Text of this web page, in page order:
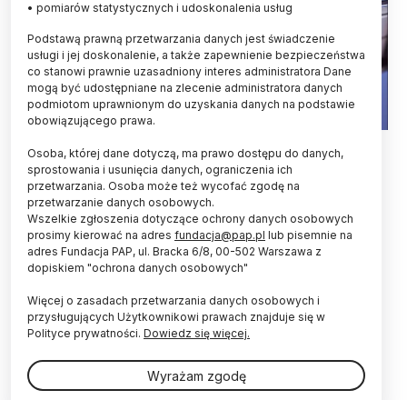
Certyfikowane laboratorium oferujące
innowacyjną, autorską metodę nieodwracalnego
niszczenia danych zapisanych na różnorodnych
nośnikach otwarto we wtorek w inkubatorze
technologicznym działającym w Technoparku
Łódź.
Niszczenie danych jest obowiązkiem prawnym
nakładanym na organizacje upoważnione do ich
przetwarzania, związanym m.in. z przepisami
dotyczącymi ochrony danych osobowych. Jak
• pomiarów statystycznych i udoskonalenia usług
Podstawą prawną przetwarzania danych jest świadczenie
usługi i jej doskonalenie, a także zapewnienie bezpieczeństwa
co stanowi prawnie uzasadniony interes administratora Dane
mogą być udostępniane na zlecenie administratora danych
podmiotom uprawnionym do uzyskania danych na podstawie
obowiązującego prawa.
Osoba, której dane dotyczą, ma prawo dostępu do danych,
sprostowania i usunięcia danych, ograniczenia ich
przetwarzania. Osoba może też wycofać zgodę na
przetwarzanie danych osobowych.
Wszelkie zgłoszenia dotyczące ochrony danych osobowych
prosimy kierować na adres fundacja@pap.pl lub pisemnie na
adres Fundacja PAP, ul. Bracka 6/8, 00-502 Warszawa z
dopiskiem "ochrona danych osobowych"
Więcej o zasadach przetwarzania danych osobowych i
przysługujących Użytkownikowi prawach znajduje się w
Polityce prywatności. Dowiedz się więcej.
Wyrażam zgodę